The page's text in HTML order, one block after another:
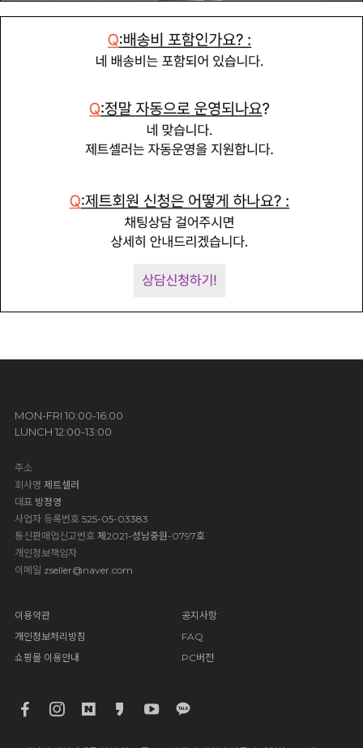
MON-FRI 10:00-16:00
LUNCH 12:00-13:00
주소
회사명 제트셀러
대표방정영
사업자 등록번호 525-05-03383
통신판매업신고번호 제2021-성남중원-0797호
개인정보책임자
이메일 zseller@naver.com
이용약관
개인정보처리방침
쇼핑몰 이용안내
공지사항
FAQ
PC버전